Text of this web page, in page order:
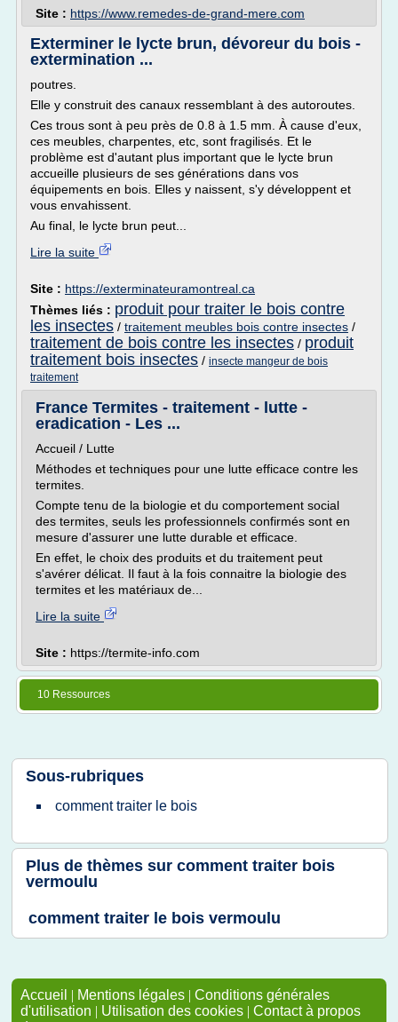
Site : https://www.remedes-de-grand-mere.com
Exterminer le lycte brun, dévoreur du bois -
extermination ...
poutres.
Elle y construit des canaux ressemblant à des autoroutes.
Ces trous sont à peu près de 0.8 à 1.5 mm. À cause d'eux,
ces meubles, charpentes, etc, sont fragilisés. Et le
problème est d'autant plus important que le lycte brun
accueille plusieurs de ses générations dans vos
équipements en bois. Elles y naissent, s'y développent et
vous envahissent.
Au final, le lycte brun peut...
Lire la suite
Site : https://exterminateuramontreal.ca
Thèmes liés : produit pour traiter le bois contre
les insectes / traitement meubles bois contre insectes /
traitement de bois contre les insectes / produit
traitement bois insectes / insecte mangeur de bois
traitement
France Termites - traitement - lutte -
eradication - Les ...
Accueil / Lutte
Méthodes et techniques pour une lutte efficace contre les
termites.
Compte tenu de la biologie et du comportement social
des termites, seuls les professionnels confirmés sont en
mesure d'assurer une lutte durable et efficace.
En effet, le choix des produits et du traitement peut
s'avérer délicat. Il faut à la fois connaitre la biologie des
termites et les matériaux de...
Lire la suite
Site : https://termite-info.com
10 Ressources
Sous-rubriques
comment traiter le bois
Plus de thèmes sur comment traiter bois
vermoulu
comment traiter le bois vermoulu
Accueil | Mentions légales | Conditions générales
d'utilisation | Utilisation des cookies | Contact à propos